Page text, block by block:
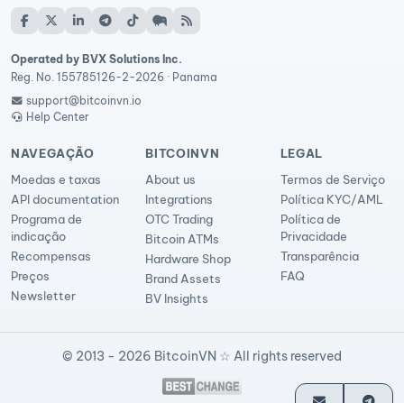
Operated by BVX Solutions Inc.
Reg. No. 155785126-2-2026 · Panama
support@bitcoinvn.io
Help Center
NAVEGAÇÃO
Moedas e taxas
API documentation
Programa de
indicação
Recompensas
Preços
Newsletter
BITCOINVN
About us
Integrations
OTC Trading
Bitcoin ATMs
Hardware Shop
Brand Assets
BV Insights
LEGAL
Termos de Serviço
Política KYC/AML
Política de
Privacidade
Transparência
FAQ
© 2013 - 2026 BitcoinVN ☆ All rights reserved